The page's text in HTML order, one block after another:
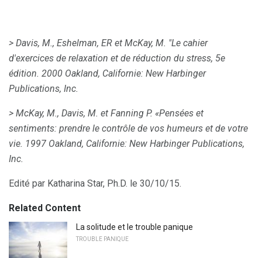
> Davis, M., Eshelman, ER et McKay, M. "Le cahier
d'exercices de relaxation et de réduction du stress, 5e
édition. 2000 Oakland, Californie: New Harbinger
Publications, Inc.
> McKay, M., Davis, M. et Fanning P. «Pensées et
sentiments: prendre le contrôle de vos humeurs et de votre
vie. 1997 Oakland, Californie: New Harbinger Publications,
Inc.
Edité par Katharina Star, Ph.D. le 30/10/15.
Related Content
La solitude et le trouble panique
TROUBLE PANIQUE